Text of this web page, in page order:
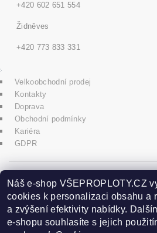
+420 602 651 554
Židněves
+420 773 833 331
Velkoobchodní prodej
Kontakty
Doprava
Obchodní podmínky
Kariéra
GDPR
icons8.com
Praha - Herink
Náš e-shop VŠEPROPLOTY.CZ
cookies k personalizaci obsahu a
a zvýšení efektivity nabídky.
e-shopu souhlasíte s jejich